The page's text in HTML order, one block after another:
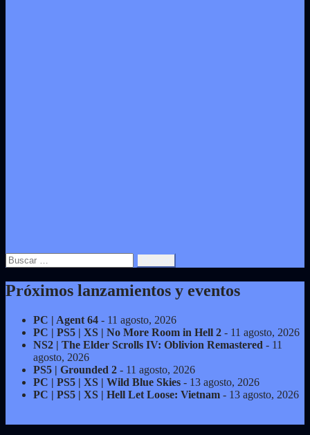
Buscar:
Próximos lanzamientos y eventos
PC | Agent 64 - 11 agosto, 2026
PC | PS5 | XS | No More Room in Hell 2 - 11 agosto, 2026
NS2 | The Elder Scrolls IV: Oblivion Remastered - 11
agosto, 2026
PS5 | Grounded 2 - 11 agosto, 2026
PC | PS5 | XS | Wild Blue Skies - 13 agosto, 2026
PC | PS5 | XS | Hell Let Loose: Vietnam - 13 agosto, 2026